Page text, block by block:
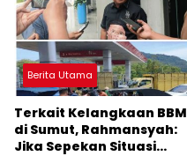
Berita Utama
Terkait Kelangkaan BBM
di Sumut, Rahmansyah:
Jika Sepekan Situasi